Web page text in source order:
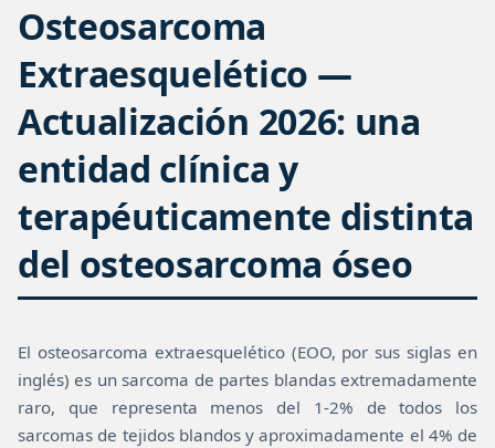
Osteosarcoma
Extraesquelético —
Actualización 2026: una
entidad clínica y
terapéuticamente distinta
del osteosarcoma óseo
El osteosarcoma extraesquelético (EOO, por sus siglas en
inglés) es un sarcoma de partes blandas extremadamente
raro, que representa menos del 1-2% de todos los
sarcomas de tejidos blandos y aproximadamente el 4% de